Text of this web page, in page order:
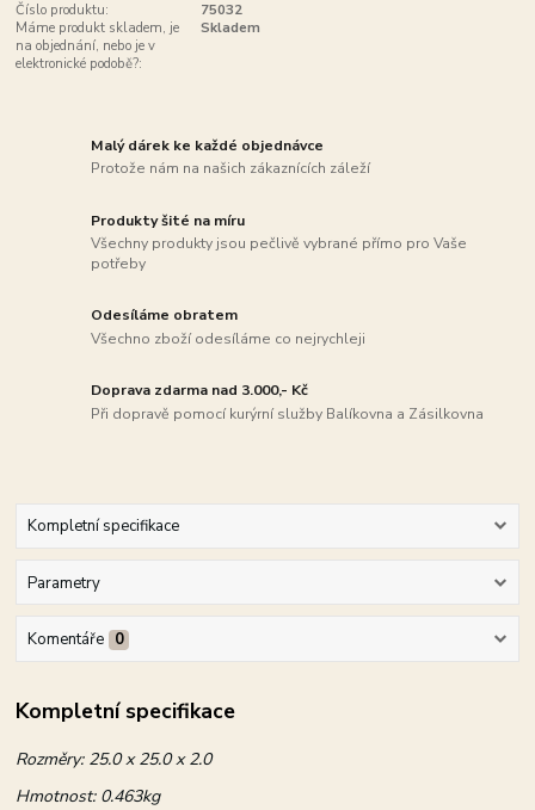
Číslo produktu:
75032
Máme produkt skladem, je
na objednání, nebo je v
elektronické podobě?:
Skladem
Malý dárek ke každé objednávce
Protože nám na našich zákaznících záleží
Produkty šité na míru
Všechny produkty jsou pečlivě vybrané přímo pro Vaše
potřeby
Odesíláme obratem
Všechno zboží odesíláme co nejrychleji
Doprava zdarma nad 3.000,- Kč
Při dopravě pomocí kurýrní služby Balíkovna a Zásilkovna
Kompletní specifikace
Parametry
Komentáře 0
Kompletní specifikace
Rozměry:25.0 x 25.0 x 2.0
Hmotnost:0.463kg